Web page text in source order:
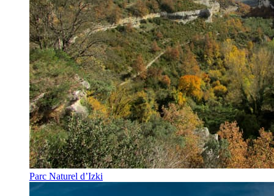
Parc Naturel d’Izki